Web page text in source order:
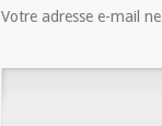
Votre adresse e-mail